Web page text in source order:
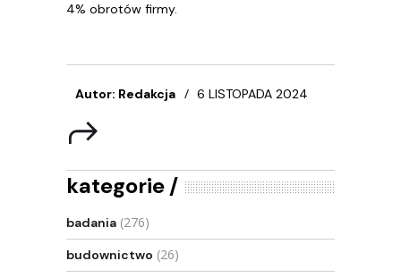
4% obrotów firmy.
Autor: Redakcja 6 LISTOPADA 2024
kategorie
badania (276)
budownictwo (26)